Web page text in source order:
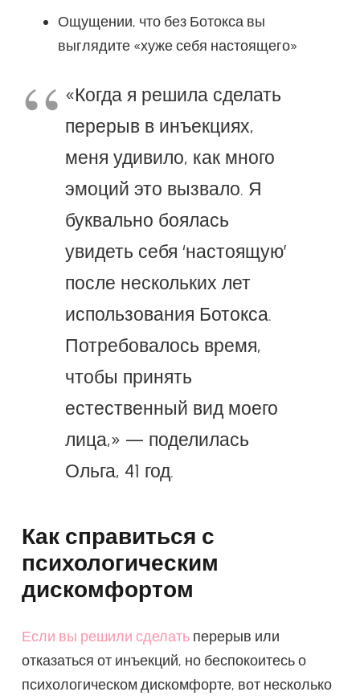
Ощущении, что без Ботокса вы
выглядите «хуже себя настоящего»
«Когда я решила сделать
перерыв в инъекциях,
меня удивило, как много
эмоций это вызвало. Я
буквально боялась
увидеть себя ‘настоящую’
после нескольких лет
использования Ботокса.
Потребовалось время,
чтобы принять
естественный вид моего
лица,» — поделилась
Ольга, 41 год.
Как справиться с
психологическим
дискомфортом
Если вы решили сделать перерыв или
отказаться от инъекций, но беспокоитесь о
психологическом дискомфорте, вот несколько